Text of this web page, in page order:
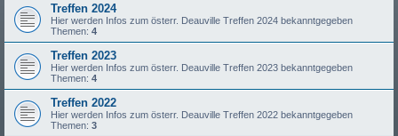
Treffen 2024
Hier werden Infos zum österr. Deauville Treffen 2024 bekanntgegeben
Themen: 4
Treffen 2023
Hier werden Infos zum österr. Deauville Treffen 2023 bekanntgegeben
Themen: 4
Treffen 2022
Hier werden Infos zum österr. Deauville Treffen 2022 bekanntgegeben
Themen: 3